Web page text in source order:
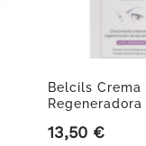
Belcils Crema
Precio
13,50 €